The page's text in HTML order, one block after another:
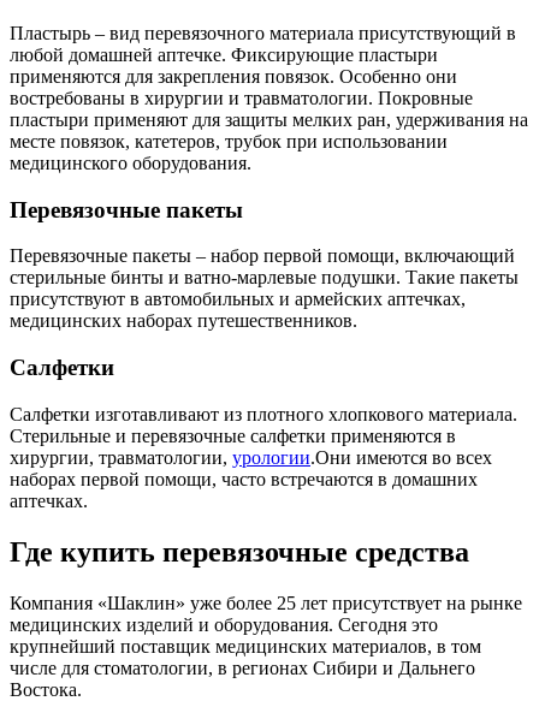
Пластырь – вид перевязочного материала присутствующий в
любой домашней аптечке. Фиксирующие пластыри
применяются для закрепления повязок. Особенно они
востребованы в хирургии и травматологии. Покровные
пластыри применяют для защиты мелких ран, удерживания на
месте повязок, катетеров, трубок при использовании
медицинского оборудования.
Перевязочные пакеты
Перевязочные пакеты – набор первой помощи, включающий
стерильные бинты и ватно-марлевые подушки. Такие пакеты
присутствуют в автомобильных и армейских аптечках,
медицинских наборах путешественников.
Салфетки
Салфетки изготавливают из плотного хлопкового материала.
Стерильные и перевязочные салфетки применяются в
хирургии, травматологии, урологии.Они имеются во всех
наборах первой помощи, часто встречаются в домашних
аптечках.
Где купить перевязочные средства
Компания «Шаклин» уже более 25 лет присутствует на рынке
медицинских изделий и оборудования. Сегодня это
крупнейший поставщик медицинских материалов, в том
числе для стоматологии, в регионах Сибири и Дальнего
Востока.